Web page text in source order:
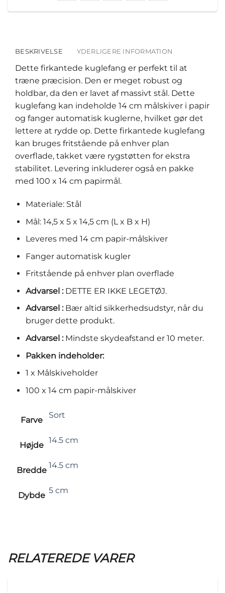
BESKRIVELSE YDERLIGERE INFORMATION
Dette firkantede kuglefang er perfekt til at
træne præcision. Den er meget robust og
holdbar, da den er lavet af massivt stål. Dette
kuglefang kan indeholde 14 cm målskiver i papir
og fanger automatisk kuglerne, hvilket gør det
lettere at rydde op. Dette firkantede kuglefang
kan bruges fritstående på enhver plan
overflade, takket være rygstøtten for ekstra
stabilitet. Levering inkluderer også en pakke
med 100 x 14 cm papirmål.
Materiale: Stål
Mål: 14,5 x 5 x 14,5 cm (L x B x H)
Leveres med 14 cm papir-målskiver
Fanger automatisk kugler
Fritstående på enhver plan overflade
Advarsel :DETTE ER IKKE LEGETØJ.
Advarsel :Bær altid sikkerhedsudstyr, når du
bruger dette produkt.
Advarsel :Mindste skydeafstand er 10 meter.
Pakken indeholder:
1 x Målskiveholder
100 x 14 cm papir-målskiver
Farve
Sort
Højde
14.5 cm
Bredde
14.5 cm
Dybde
5 cm
RELATEREDE VARER